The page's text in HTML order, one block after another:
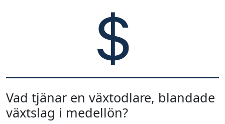
Vad tjänar en växtodlare, blandade
växtslag i medellön?